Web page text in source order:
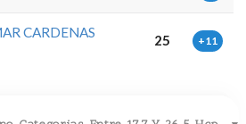
CARDENAS
25 +11